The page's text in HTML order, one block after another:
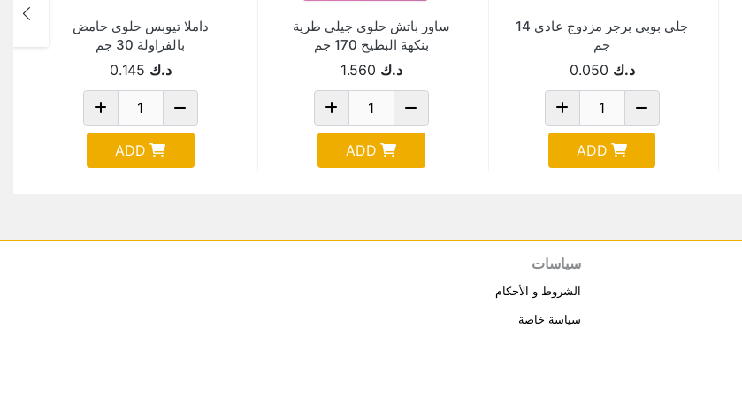
جلي بوبي برجر مزدوج عادي 14
جم
د.ك 0.050
ADD
ساور باتش حلوى جيلي طرية
بنكهة البطيخ 170 جم
د.ك 1.560
ADD
داملا تيوبس حلوى حامض
بالفراولة 30 جم
د.ك 0.145
ADD
سياسات
الشروط و الأحكام
سياسة خاصة